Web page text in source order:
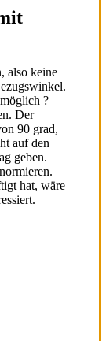
also keine
?
Der
90 grad,
auf den
geben.
hat, wäre